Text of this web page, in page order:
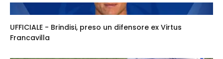
UFFICIALE - Brindisi, preso un difensore ex Virtus
Francavilla